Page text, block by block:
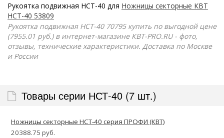
Рукоятка подвижная НСТ-40 для Ножницы секторные КВТ
НСТ-40 53809
Рукоятка подвижная НСТ-40 70795 купить по выгодной цене
(7955.01 руб.) в интернет-магазине КВТ-PRO.RU - фото,
отзывы, технические характеристики. Доставка по Москве
и России
Товары серии НСТ-40 (7 шт.)
Ножницы секторные НСТ-40 серия ПРОФИ (КВТ)
20388.75 руб.